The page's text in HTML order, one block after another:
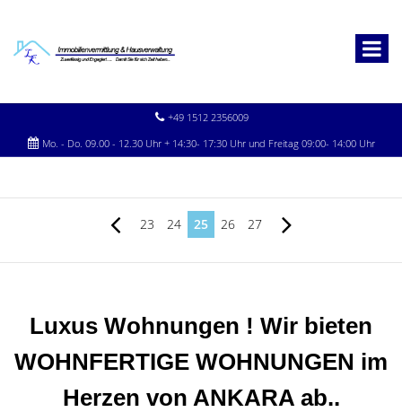
+49 1512 2356009
Mo. - Do. 09.00 - 12.30 Uhr + 14:30- 17:30 Uhr und Freitag 09:00- 14:00 Uhr
23 24 25 26 27
Luxus Wohnungen ! Wir bieten
WOHNFERTIGE WOHNUNGEN im
Herzen von ANKARA ab..